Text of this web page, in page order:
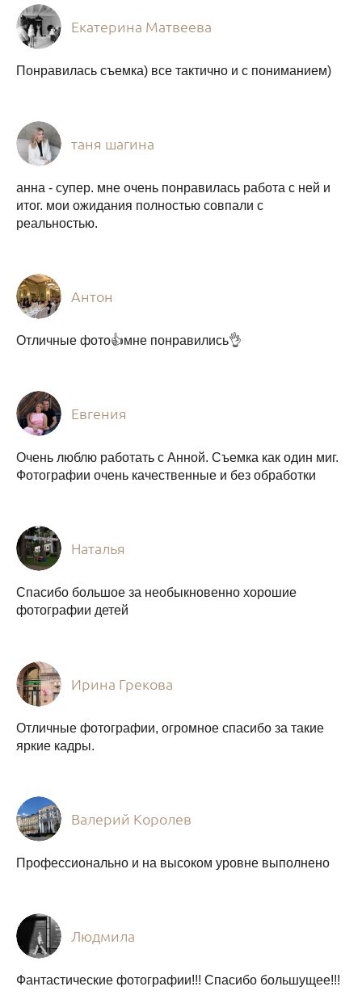
Екатерина Матвеева
Понравилась съемка) все тактично и с пониманием)
таня шагина
анна - супер. мне очень понравилась работа с ней и
итог. мои ожидания полностью совпали с
реальностью.
Антон
Отличные фото👍мне понравились👌
Евгения
Очень люблю работать с Анной. Съемка как один миг.
Фотографии очень качественные и без обработки
Наталья
Спасибо большое за необыкновенно хорошие
фотографии детей
Ирина Грекова
Отличные фотографии, огромное спасибо за такие
яркие кадры.
Валерий Королев
Профессионально и на высоком уровне выполнено
Людмила
Фантастические фотографии!!! Спасибо большущее!!!